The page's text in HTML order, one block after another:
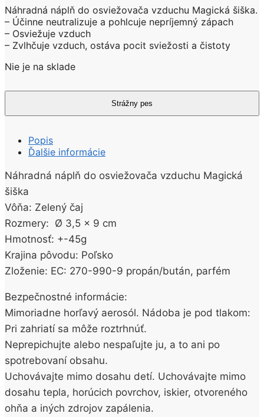
Náhradná náplň do osviežovača vzduchu Magická šiška.
– Účinne neutralizuje a pohlcuje nepríjemný zápach
– Osviežuje vzduch
– Zvlhčuje vzduch, ostáva pocit sviežosti a čistoty
Nie je na sklade
Popis
Ďalšie informácie
Náhradná náplň do osviežovača vzduchu Magická
šiška
Vôňa: Zelený čaj
Rozmery: Ø 3,5 x 9 cm
Hmotnosť: +-45g
Krajina pôvodu: Poľsko
Zloženie: EC: 270-990-9 propán/bután, parfém
Bezpečnostné informácie:
Mimoriadne horľavý aerosól. Nádoba je pod tlakom:
Pri zahriatí sa môže roztrhnúť.
Neprepichujte alebo nespaľujte ju, a to ani po
spotrebovaní obsahu.
Uchovávajte mimo dosahu detí. Uchovávajte mimo
dosahu tepla, horúcich povrchov, iskier, otvoreného
ohňa a iných zdrojov zapálenia.